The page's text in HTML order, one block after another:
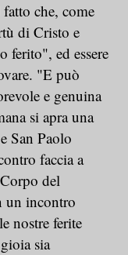
che, come
di Cristo e
ferito", ed essere
"E può
e genuina
si apra una
San Paolo
faccia a
del
un incontro
nostre ferite
sia